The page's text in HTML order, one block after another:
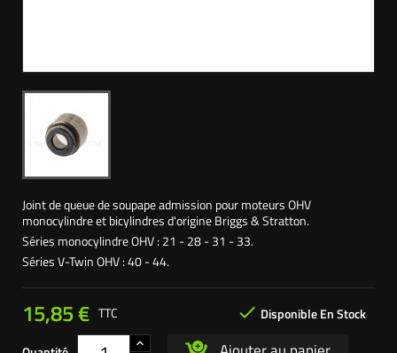
Joint de queue de soupape admission pour moteurs OHV
monocylindre et bicylindres d'origine Briggs & Stratton.
Séries monocylindre OHV : 21 - 28 - 31 - 33.
Séries V-Twin OHV : 40 - 44.
15,85 €  Disponible En Stock
TTC